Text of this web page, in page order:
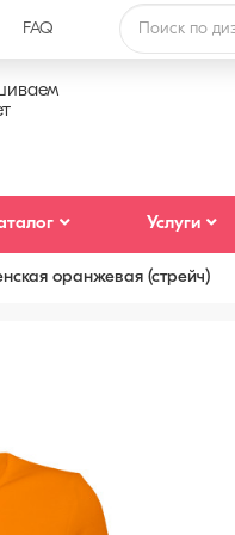
FAQ
Услуги
оранжевая (стрейч)
обсудить детали
звонка
персональных данных